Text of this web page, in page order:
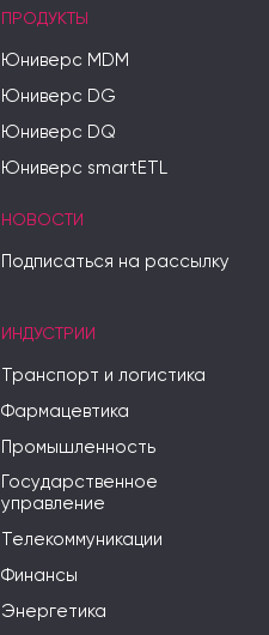
ПРОДУКТЫ
Юниверс MDM
Юниверс DG
Юниверс DQ
Юниверс smartETL
НОВОСТИ
Подписаться на рассылку
ИНДУСТРИИ
Транспорт и логистика
Фармацевтика
Промышленность
Государственное
управление
Телекоммуникации
Финансы
Энергетика